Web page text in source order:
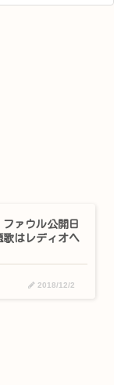
ァウル公開日
歌はレディオヘ
2018/12/2